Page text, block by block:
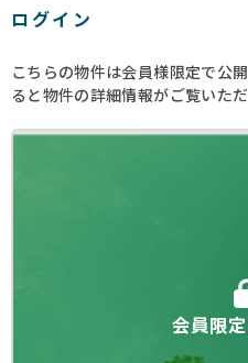
ログイン
こちらの物件は会員様限定で公
ると物件の詳細情報がご覧いただ
会員限